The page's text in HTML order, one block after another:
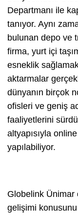
Departmanı ile
tanıyor. Aynı
bulunan depo ve
firma, yurt içi
esneklik
aktarmalar
dünyanın birçok
ofisleri ve geniş
faaliyetlerini
altyapısıyla
yapılabiliyor.
Globelink Ünimar
gelişimi